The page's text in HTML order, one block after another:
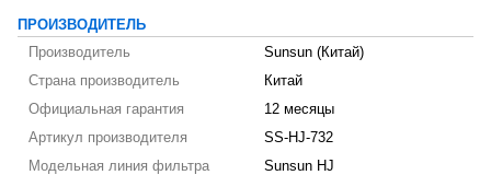
ПРОИЗВОДИТЕЛЬ
Производитель
Sunsun (Китай)
Страна производитель
Китай
Официальная гарантия
12 месяцы
Артикул производителя
SS-HJ-732
Модельная линия фильтра
Sunsun HJ